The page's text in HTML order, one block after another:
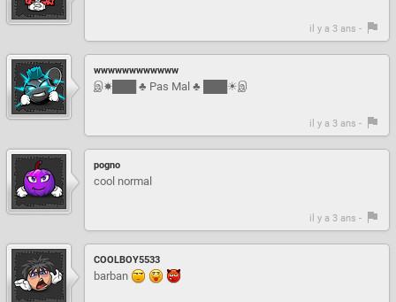
il y a 3 ans -
wwwwwwwwwwww
இ☀███ ♣ Pas Mal ♣ ███☀இ
il y a 3 ans -
pogno
cool normal
il y a 3 ans -
COOLBOY5533
barban